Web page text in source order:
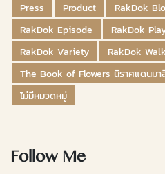
Press
Product RakDok
RakDok Episode
RakDok
RakDok Variety
RakDok Walk
The Book of Flowers นิราศแดนมา
ไม่มีหมวดหมู่
Follow Me